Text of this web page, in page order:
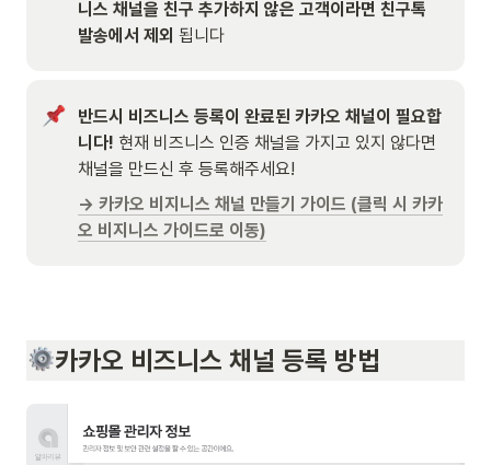
니스 채널을 친구 추가하지 않은 고객이라면 친구톡
발송에서 제외 됩니다
반드시 비즈니스 등록이 완료된 카카오 채널이 필요합
니다! 현재 비즈니스 인증 채널을 가지고 있지 않다면
채널을 만드신 후 등록해주세요!
→ 카카오 비지니스 채널 만들기 가이드 (클릭 시 카카
오 비지니스 가이드로 이동)
카카오 비즈니스 채널 등록 방법